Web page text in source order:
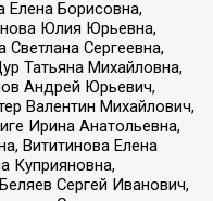
Елена Борисовна,
Юлия Юрьевна,
Светлана Сергеевна,
Татьяна Михайловна,
Андрей Юрьевич,
Валентин Михайлович,
Ирина Анатольевна,
Вититинова Елена
Куприяновна,
Сергей Иванович,